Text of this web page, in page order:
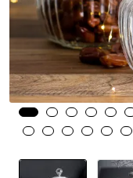
KJØKKEN
MØBLER
GAVESETT